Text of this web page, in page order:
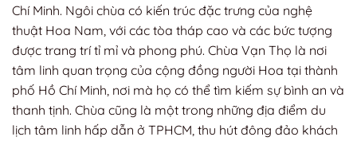
Chí Minh. Ngôi chùa có kiến trúc đặc trưng của nghệ
thuật Hoa Nam, với các tòa tháp cao và các bức tượng
được trang trí tỉ mỉ và phong phú. Chùa Vạn Thọ là nơi
tâm linh quan trọng của cộng đồng người Hoa tại thành
phố Hồ Chí Minh, nơi mà họ có thể tìm kiếm sự bình an và
thanh tịnh. Chùa cũng là một trong những địa điểm du
lịch tâm linh hấp dẫn ở TPHCM, thu hút đông đảo khách